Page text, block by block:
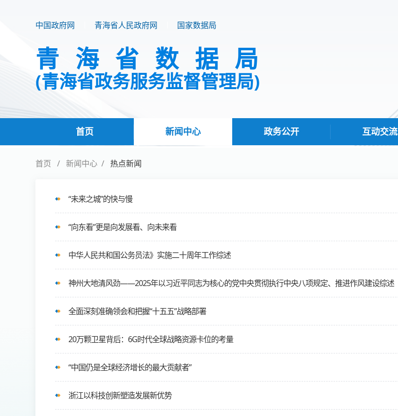
中国政府网 青海省人民政府网 国家数据局
青海省数据局
(青海省政务服务监督管理局)
首页 新闻中心 政务公开 互动交流
首页 新闻中心 热点新闻
“未来之城”的快与慢
“向东看”更是向发展看、向未来看
中华人民共和国公务员法》实施二十周年工作综述
神州大地清风劲——2025年以习近平同志为核心的党中央贯彻执行中央八项规定、推进作风建设综述
全面深刻准确领会和把握“十五五”战略部署
20万颗卫星背后：6G时代全球战略资源卡位的考量
“中国仍是全球经济增长的最大贡献者”
浙江以科技创新塑造发展新优势